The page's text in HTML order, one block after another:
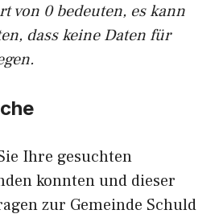
von 0 bedeuten, es kann
dass keine Daten für
Ihre gesuchten
konnten und dieser
zur Gemeinde Schuld